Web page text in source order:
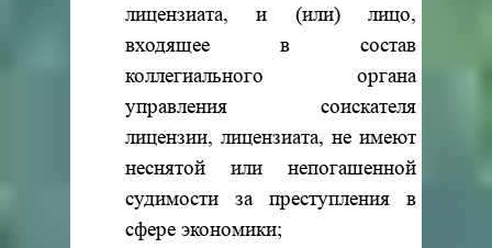
лицензиата, и (или) лицо,
входящее в состав
коллегиального органа
управления соискателя
лицензии, лицензиата, не имеют
неснятой или непогашенной
судимости за преступления в
сфере экономики;